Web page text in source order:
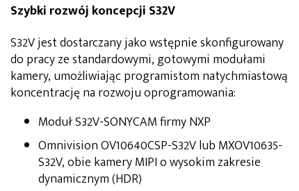
Szybki rozwój koncepcji S32V
S32V jest dostarczany jako wstępnie skonfigurowany
do pracy ze standardowymi, gotowymi modułami
kamery, umożliwiając programistom natychmiastową
koncentrację na rozwoju oprogramowania:
Moduł S32V-SONYCAM firmy NXP
Omnivision OV10640CSP-S32V lub MXOV10635-
S32V, obie kamery MIPI o wysokim zakresie
dynamicznym (HDR)